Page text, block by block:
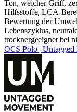
Ton, weicher Griff,
Hilfsstoffe, LCA-
Bewertung der
Lebenszyklus,
trocknergeeignet bei
OCS Polo | Untagged